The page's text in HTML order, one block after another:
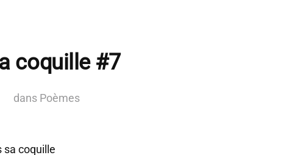
coquille #7
dans Poèmes
sa coquille